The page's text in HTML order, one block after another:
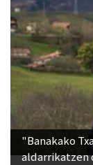
"Banakako